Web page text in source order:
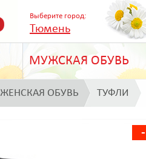
Выберите город:
Тюмень
МУЖСКАЯ ОБУВЬ
ЖЕНСКАЯ ОБУВЬ ТУФЛИ